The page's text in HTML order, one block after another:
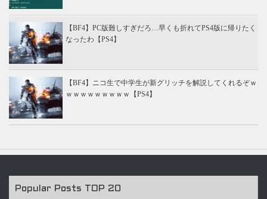
【BF4】PC版難しすぎだろ…早くも折れてPS4版に帰りたく
なったわ【PS4】
【BF4】ニコ生で中学生が新グリッチを解説してくれるぞｗ
ｗｗｗｗｗｗｗｗｗ【PS4】
Popular Posts TOP 20